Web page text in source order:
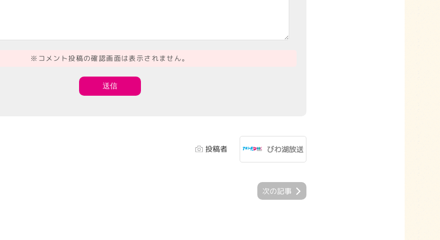
※コメント投稿の確認画面は表示されません。
投稿者 びわ湖放送
次の記事